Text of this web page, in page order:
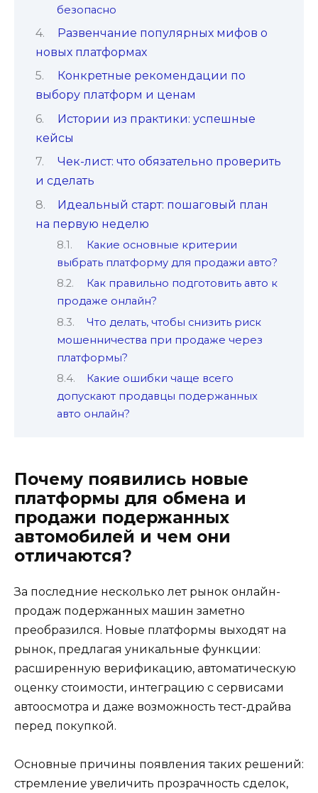
безопасно
Развенчание популярных мифов о
новых платформах
Конкретные рекомендации по
выбору платформ и ценам
Истории из практики: успешные
кейсы
Чек-лист: что обязательно проверить
и сделать
Идеальный старт: пошаговый план
на первую неделю
Какие основные критерии
выбрать платформу для продажи авто?
Как правильно подготовить авто к
продаже онлайн?
Что делать, чтобы снизить риск
мошенничества при продаже через
платформы?
Какие ошибки чаще всего
допускают продавцы подержанных
авто онлайн?
Почему появились новые
платформы для обмена и
продажи подержанных
автомобилей и чем они
отличаются?
За последние несколько лет рынок онлайн-
продаж подержанных машин заметно
преобразился. Новые платформы выходят на
рынок, предлагая уникальные функции:
расширенную верификацию, автоматическую
оценку стоимости, интеграцию с сервисами
автоосмотра и даже возможность тест-драйва
перед покупкой.
Основные причины появления таких решений:
стремление увеличить прозрачность сделок,